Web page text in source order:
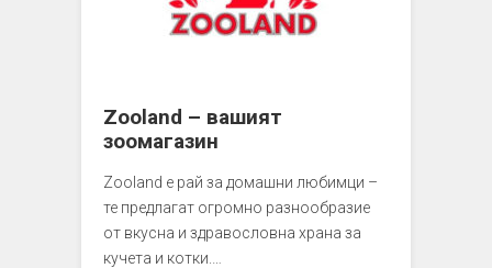
Zooland – вашият
зоомагазин
Zooland е рай за домашни любимци –
те предлагат огромно разнообразие
от вкусна и здравословна храна за
кучета и котки.…